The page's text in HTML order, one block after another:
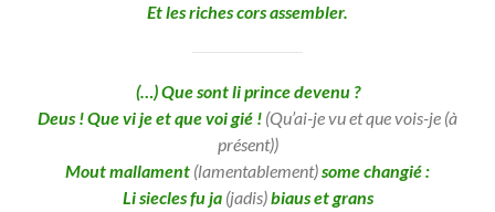
Et les riches cors assembler.
(…) Que sont li prince devenu ?
Deus ! Que vi je et que voi gié ! (Qu’ai-je vu et que vois-je (à
présent))
Mout mallament (lamentablement)some changié :
Li siecles fu ja (jadis)biaus et grans